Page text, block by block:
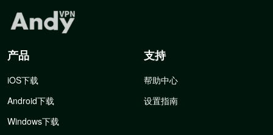
产品
iOS下载
Android下载
Windows下载
支持
帮助中心
设置指南